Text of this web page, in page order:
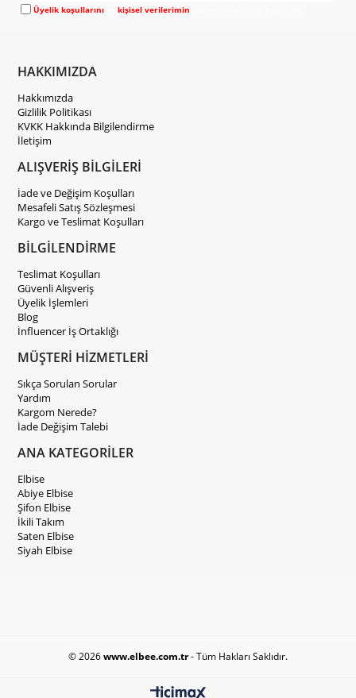
Üyelik koşullarını vekişisel verilerimin
HAKKIMIZDA
Hakkımızda
Gizlilik Politikası
KVKK Hakkında Bilgilendirme
İletişim
ALIŞVERİŞ BİLGİLERİ
İade ve Değişim Koşulları
Mesafeli Satış Sözleşmesi
Kargo ve Teslimat Koşulları
BİLGİLENDİRME
Teslimat Koşulları
Güvenli Alışveriş
Üyelik İşlemleri
Blog
İnfluencer İş Ortaklığı
MÜŞTERİ HİZMETLERİ
Sıkça Sorulan Sorular
Yardım
Kargom Nerede?
İade Değişim Talebi
ANA KATEGORİLER
Elbise
Abiye Elbise
Şifon Elbise
İkili Takım
Saten Elbise
Siyah Elbise
© 2026www.elbee.com.tr- Tüm Hakları Saklıdır.